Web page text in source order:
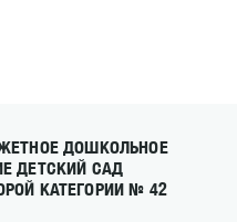
ДОШКОЛЬНОЕ
ДЕТСКИЙ САД
КАТЕГОРИИ № 42